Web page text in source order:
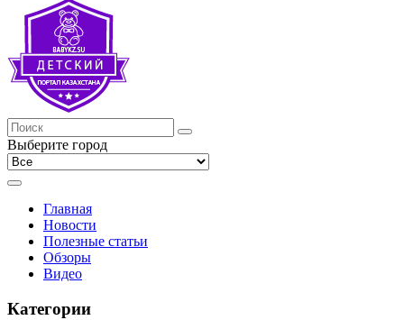
Выберите город
Главная
Новости
Полезные статьи
Обзоры
Видео
Категории